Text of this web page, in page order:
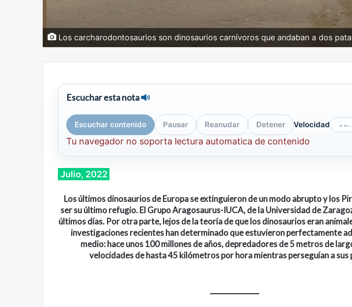
Los carcharodontosaurios son dinosaurios carnívoros que andaban a dos
Escuchar esta nota
Escuchar contenido Pausar Reanudar Detener Velocidad
Tu navegador no soporta lectura automatica de contenido
Julio, 2022
Los últimos dinosaurios de Europa se extinguieron de un modo abrupto y los
ser su último refugio. El Grupo Aragosaurus-IUCA, de la Universidad de
últimos días. Por otra parte, lejos de la teoría de que los dinosaurios eran
investigaciones recientes han determinado que estuvieron perfectamente
medio: hace unos 100 millones de años, depredadores de 5 metros de
velocidades de hasta 45 kilómetros por hora mientras perseguían a sus